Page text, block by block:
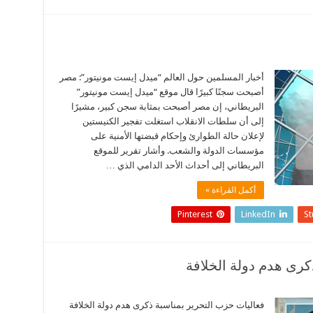
أخبار المسلمين حول العالم “ميدل إيست مونيتور”: مصر
أصبحت سجنًا كبيرًا قال موقع “ميدل إيست مونيتور”
البريطاني، إن مصر أصبحت بمثابة سجن كبير، مشيرًا
إلى أن سلطات الانقلاب استغلت تفجير الكنيستين
لإعلان حالة الطوارئ وإحكام قبضتها الأمنية على
مؤسسات الدولة والشعب. وأشار تقرير للموقع
البريطاني إلى أحداث الأحد الدامي الذي …
أكمل القراءة »
LinkedIn
Pinterest
هدم دولة الخلافة
فعاليات حزب التحرير بمناسبة ذكرى هدم دولة الخلافة